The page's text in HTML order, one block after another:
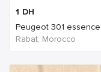
1 DH
Peugeot 301 essence
Rabat, Morocco